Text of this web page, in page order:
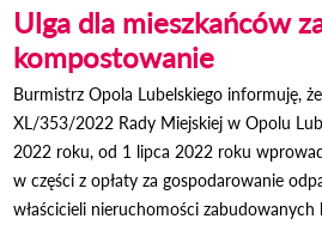
Ulga dla mieszkańców
kompostowanie
Burmistrz Opola Lubelskiego informuję,
XL/353/2022 Rady Miejskiej w Opolu
2022 roku, od 1 lipca 2022 roku
w części z opłaty za gospodarowanie
właścicieli nieruchomości